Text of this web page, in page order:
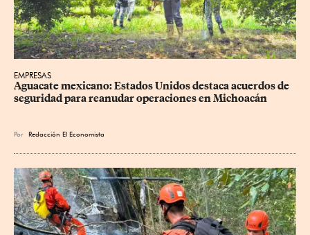
EMPRESAS
Aguacate mexicano: Estados Unidos destaca acuerdos de
seguridad para reanudar operaciones en Michoacán
Por Redacción El Economista